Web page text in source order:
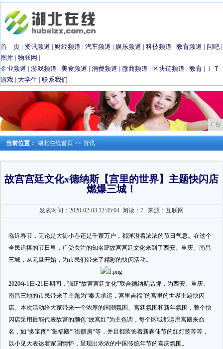
首 页 | 资讯频道 | 财经频道 | 汽车频道 | 娱乐频道 | 科技频道 | 教育频道 | 问吧 |
图库 | 物联网 |
企业频道 | 游戏频道 | 美食频道 | 消费频道 | 微商频道 | 区块链频道 | 教育 |
ＩＴ
游戏 | 大学生 | 联系我们
广告
当前位置： 湖北在线首页 >> 资讯
故宫宫廷文化x德纳斯【宫里的世界】主题快闪店
燃爆三城！
发表时间：2020-02-03 12:45:04 阅读：7来源：互联网
临近春节，无论是大街小巷还是千家万户，都洋溢着浓浓的节日气息。在这个
全民追捧的节日里，广受关注的知名IP故宫宫廷文化来到了西安、重庆、南昌
三城，从元旦开始，为市民们带来了精彩的快闪活动。
2020年1日-21日期间，强IP“故宫宫廷文化”联合德纳斯品牌，为西安、重庆、
南昌三地的市民带来了主题为“奉天承运，宫里吉福”的宫里的世界主题快闪
店。本次活动给大家带来一个浓厚的国潮氛围、宫廷氛围和新年氛围，整个快
闪店采用最能代表故宫的颜色“故宫红”为主色调，每个区域都运用宫殿来命
名，如“多宝阁“”集福殿“”御膳房“等，并且都装饰着新春佳节的红灯笼等等，
以小见大表达着家国情怀，呈现出浓浓的中国传统年节的喜庆氛围。